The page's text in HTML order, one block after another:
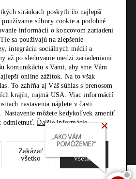
stránkach poskytli čo najlepší
súbory cookie a podobné
informácií o koncovom zariadení
sa používajú na zlepšenie
integráciu sociálnych médií a
až po sledovanie medzi zariadeniami.
komunikáciu s Vami, aby sme Vám
online zážitok. Na to však
To zahŕňa aj Váš súhlas s prenosom
krajín, najmä USA. Viac informácií
nastavenia nájdete v časti
Nastavenie môžete kedykoľvek zmeniť
odmietnuť.Ďalšie informácie.
Zakázať
všetko
všetko